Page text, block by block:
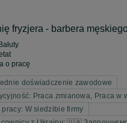
fryzjera - barbera
o pracę
doświadczenie zawodowe
Praca zmianowa, Praca w
pracy: W siedzibie firmy